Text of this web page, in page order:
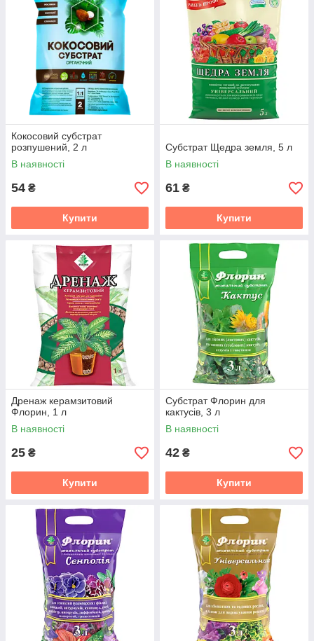
Кокосовий субстрат
розпушений, 2 л
В наявності
54 ₴
Купити
Субстрат Щедра земля, 5 л
В наявності
61 ₴
Купити
Дренаж керамзитовий
Флорин, 1 л
В наявності
25 ₴
Купити
Субстрат Флорин для
кактусів, 3 л
В наявності
42 ₴
Купити